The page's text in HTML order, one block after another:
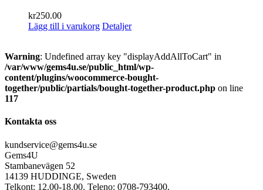
kr250.00
Lägg till i varukorg Detaljer
Warning: Undefined array key "displayAddAllToCart" in
/var/www/gems4u.se/public_html/wp-
content/plugins/woocommerce-bought-
together/public/partials/bought-together-product.php on line
117
Kontakta oss
kundservice@gems4u.se
Gems4U
Stambanevägen 52
14139 HUDDINGE, Sweden
Telkont: 12.00-18.00. Teleno: 0708-793400.